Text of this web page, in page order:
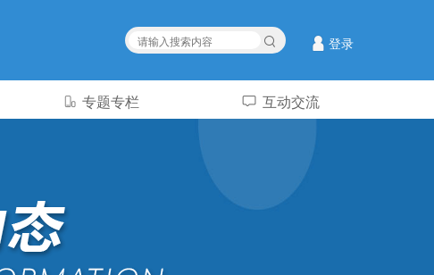
登录
专题专栏 互动交流